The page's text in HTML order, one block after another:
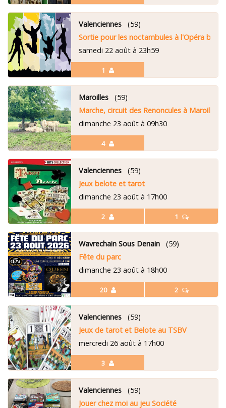
1
Valenciennes(59)
Sortie pour les noctambules à l'Opéra bar
samedi 22 août à 23h59
4
Maroilles(59)
Marche, circuit des Renoncules à Maroilles.
dimanche 23 août à 09h30
2 1
Valenciennes(59)
Jeux belote et tarot
dimanche 23 août à 17h00
20 2
Wavrechain Sous Denain(59)
Fête du parc
dimanche 23 août à 18h00
3
Valenciennes(59)
Jeux de tarot et Belote au TSBV
mercredi 26 août à 17h00
Valenciennes(59)
Jouer chez moi au jeu Société